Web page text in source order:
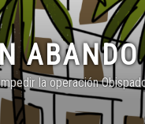
la operación